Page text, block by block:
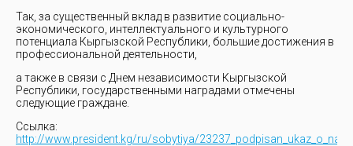
Так, за существенный вклад в развитие социально-
экономического, интеллектуального и культурного
потенциала Кыргызской Республики, большие достижения в
профессиональной деятельности,
а также в связи с Днем независимости Кыргызской
Республики, государственными наградами отмечены
следующие граждане.
Ссылка:
http://www.president.kg/ru/sobytiya/